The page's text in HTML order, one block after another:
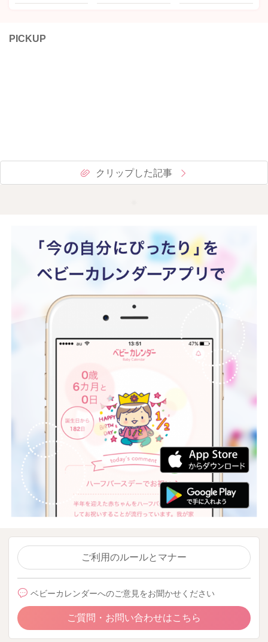
PICKUP
クリップした記事
ご利用のルールとマナー
ベビーカレンダーへのご意見をお聞かせください
ご質問・お問い合わせはこちら